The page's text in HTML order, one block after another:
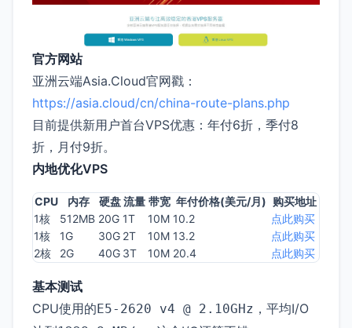
官方网站
亚洲云端Asia.Cloud官网戳：
https://asia.cloud/cn/china-route-plans.php
目前提供新用户首台VPS优惠：年付6折，季付8
折，月付9折。
内地优化VPS
CPU 内存 硬盘 流量 带宽 年付价格(美元/月) 购买地址
1核
512MB 20G 1T 10M 10.2
点此购买
1核
1G 30G 2T 10M 13.2
点此购买
2核
2G 40G 3T 10M 20.4 点此购买
基本测试
CPU使用的E5-2620 v4 @ 2.10GHz ，平均I/O